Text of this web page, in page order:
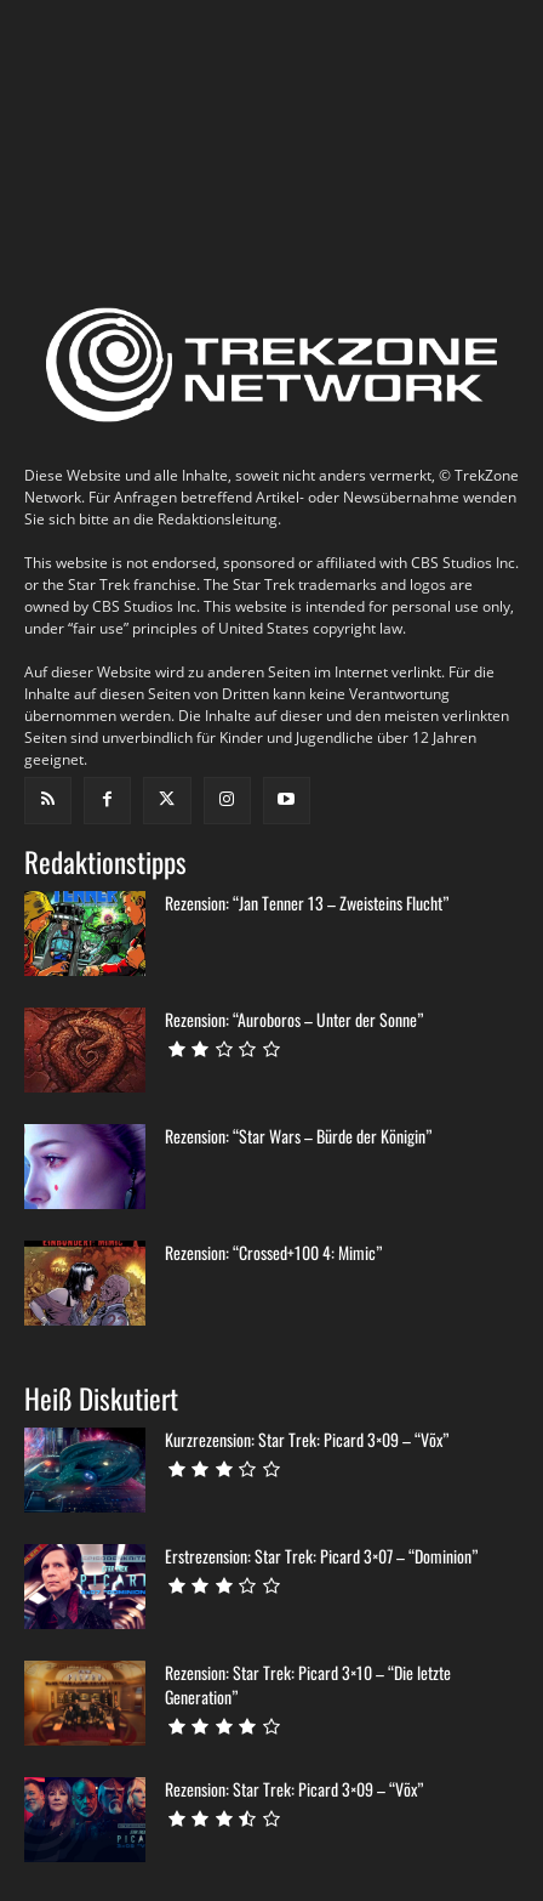
Diese Website und alle Inhalte, soweit nicht anders vermerkt, © TrekZone
Network. Für Anfragen betreffend Artikel- oder Newsübernahme wenden
Sie sich bitte an die Redaktionsleitung.
This website is not endorsed, sponsored or affiliated with CBS Studios Inc.
or the Star Trek franchise. The Star Trek trademarks and logos are
owned by CBS Studios Inc. This website is intended for personal use only,
under “fair use” principles of United States copyright law.
Auf dieser Website wird zu anderen Seiten im Internet verlinkt. Für die
Inhalte auf diesen Seiten von Dritten kann keine Verantwortung
übernommen werden. Die Inhalte auf dieser und den meisten verlinkten
Seiten sind unverbindlich für Kinder und Jugendliche über 12 Jahren
geeignet.
Redaktionstipps
Rezension: “Jan Tenner 13 – Zweisteins Flucht”
Rezension: “Auroboros – Unter der Sonne”
Rezension: “Star Wars – Bürde der Königin”
Rezension: “Crossed+100 4: Mimic”
Heiß Diskutiert
Kurzrezension: Star Trek: Picard 3×09 – “Võx”
Erstrezension: Star Trek: Picard 3×07 – “Dominion”
Rezension: Star Trek: Picard 3×10 – “Die letzte
Generation”
Rezension: Star Trek: Picard 3×09 – “Võx”